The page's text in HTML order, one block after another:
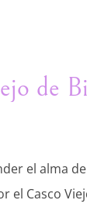
de
el alma
el Casco